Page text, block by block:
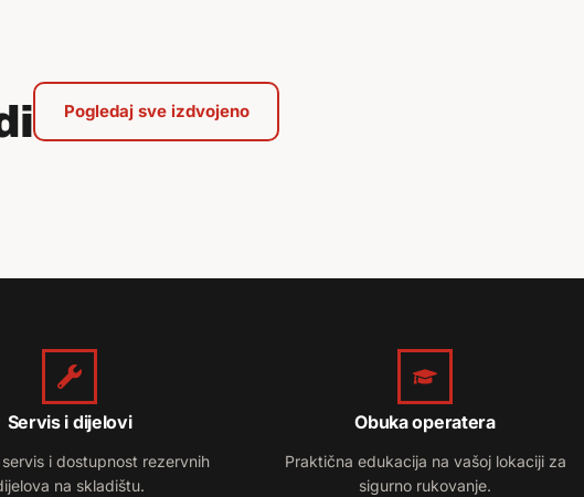
Pogledaj sve izdvojeno
Servis i dijelovi
i dostupnost rezervnih
na skladištu.
Obuka operatera
Praktična edukacija na vašoj lokaciji za
sigurno rukovanje.